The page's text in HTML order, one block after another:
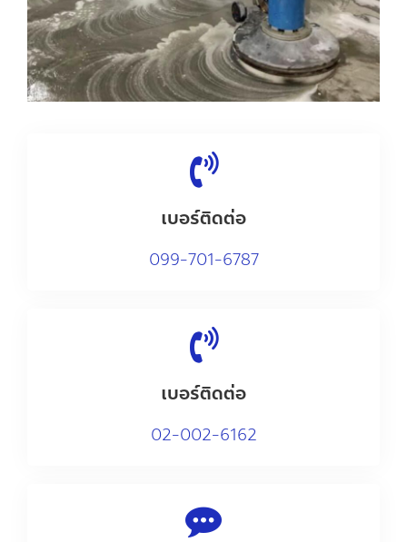
เบอร์ติดต่อ
099-701-6787
เบอร์ติดต่อ
02-002-6162